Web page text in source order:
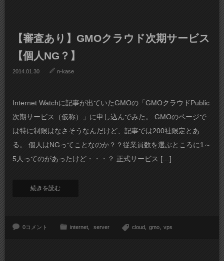
【審査あり】GMOクラウド次期サービス
【個人NG？】
2014.01.30 n-kase
Internet Watchに記事が出ていたGMOの「GMOクラウドPublic
次期サービス（仮称）」に申し込んでみた。 GMOのページで
は特に制限はなさそうなんだけど、記事では200社限定とあ
る。 個人はNGってことなのか？？従業員数を選ぶところに1～
5人ってのがあったけど・・・？ 正式サービス […]
続きを読む
0コメント internet server cloud gmo vps